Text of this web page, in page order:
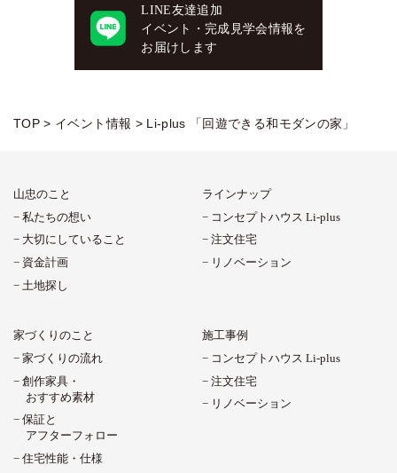
LINE友達追加
イベント・完成見学会情報を
お届けします
TOP > イベント情報 > Li-plus 「回遊できる和モダンの家」
山忠のこと
私たちの想い
大切にしていること
資金計画
土地探し
ラインナップ
コンセプトハウス Li-plus
注文住宅
リノベーション
家づくりのこと
家づくりの流れ
創作家具・
おすすめ素材
保証と
アフターフォロー
住宅性能・仕様
施工事例
コンセプトハウス Li-plus
注文住宅
リノベーション